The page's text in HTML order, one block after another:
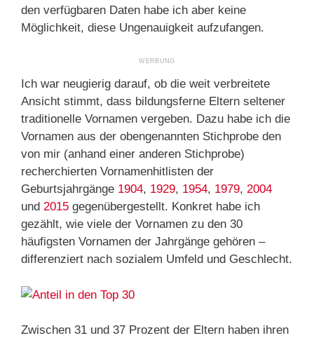
den verfügbaren Daten habe ich aber keine
Möglichkeit, diese Ungenauigkeit aufzufangen.
Ich war neugierig darauf, ob die weit verbreitete
Ansicht stimmt, dass bildungsferne Eltern seltener
traditionelle Vornamen vergeben. Dazu habe ich die
Vornamen aus der obengenannten Stichprobe den
von mir (anhand einer anderen Stichprobe)
recherchierten Vornamenhitlisten der
Geburtsjahrgänge 1904, 1929, 1954, 1979, 2004
und 2015 gegenübergestellt. Konkret habe ich
gezählt, wie viele der Vornamen zu den 30
häufigsten Vornamen der Jahrgänge gehören –
differenziert nach sozialem Umfeld und Geschlecht.
Zwischen 31 und 37 Prozent der Eltern haben ihren